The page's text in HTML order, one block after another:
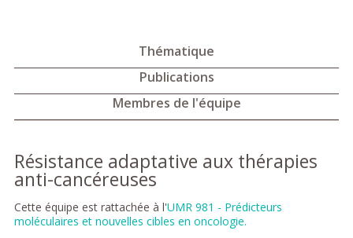
Thématique
Publications
Membres de l'équipe
Résistance adaptative aux thérapies
anti-cancéreuses
Cette équipe est rattachée à l'UMR 981 - Prédicteurs
moléculaires et nouvelles cibles en oncologie.